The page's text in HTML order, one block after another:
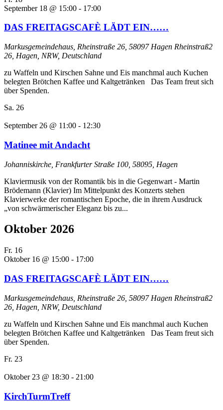
September 18 @ 15:00 - 17:00
DAS FREITAGSCAFÈ LÄDT EIN……
Markusgemeindehaus, Rheinstraße 26, 58097 Hagen Rheinstraß2
26, Hagen, NRW, Deutschland
zu Waffeln und Kirschen Sahne und Eis manchmal auch Kuchen
belegten Brötchen Kaffee und Kaltgetränken Das Team freut sich
über Spenden.
Sa. 26
September 26 @ 11:00 - 12:30
Matinee mit Andacht
Johanniskirche, Frankfurter Straße 100, 58095, Hagen
Klaviermusik von der Romantik bis in die Gegenwart - Martin
Brödemann (Klavier) Im Mittelpunkt des Konzerts stehen
Klavierwerke der romantischen Epoche, die in ihrem Ausdruck
„von schwärmerischer Eleganz bis zu...
Oktober 2026
Fr. 16
Oktober 16 @ 15:00 - 17:00
DAS FREITAGSCAFÈ LÄDT EIN……
Markusgemeindehaus, Rheinstraße 26, 58097 Hagen Rheinstraß2
26, Hagen, NRW, Deutschland
zu Waffeln und Kirschen Sahne und Eis manchmal auch Kuchen
belegten Brötchen Kaffee und Kaltgetränken Das Team freut sich
über Spenden.
Fr. 23
Oktober 23 @ 18:30 - 21:00
KirchTurmTreff